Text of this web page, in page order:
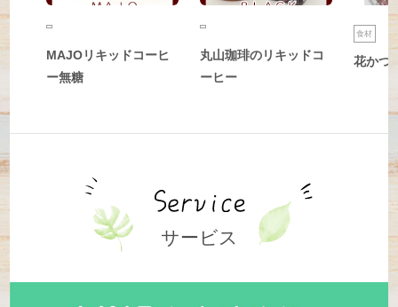
MAJOリキッドコーヒ
ー無糖
丸山珈琲のリキッドコ
ーヒー
食材
花かつ
サービス